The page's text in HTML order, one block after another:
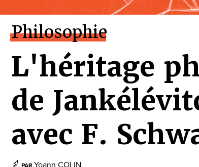
Philosophie
L'héritage
de
avec F.
PAR Yoann COLIN